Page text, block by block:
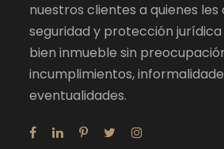
nuestros clientes a quienes
seguridad y protección
bien inmueble sin
incumplimientos,
eventualidades.